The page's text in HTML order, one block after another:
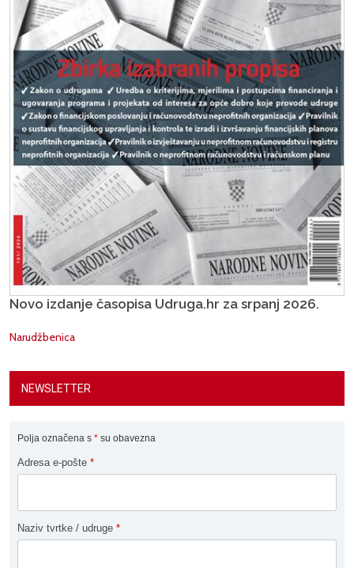
Novo izdanje časopisa Udruga.hr za srpanj 2026.
Narudžbenica
NEWSLETTER
Polja označena s * su obavezna
Adresa e-pošte *
Naziv tvrtke / udruge *